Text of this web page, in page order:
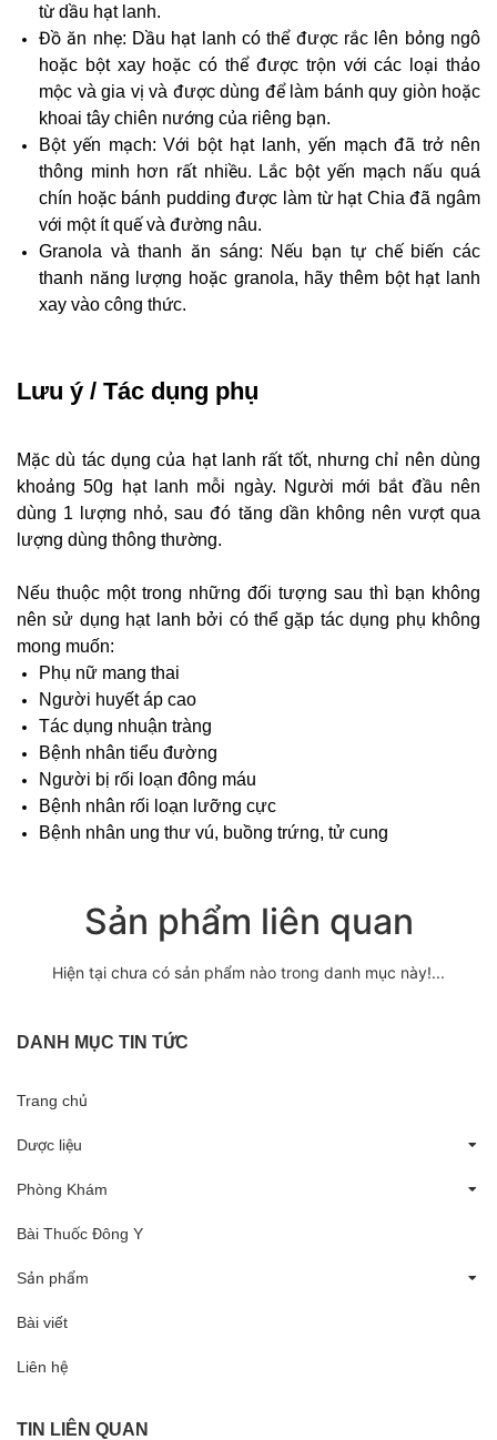
từ dầu hạt lanh.
Đồ ăn nhẹ: Dầu hạt lanh có thể được rắc lên bỏng ngô
hoặc bột xay hoặc có thể được trộn với các loại thảo
mộc và gia vị và được dùng để làm bánh quy giòn hoặc
khoai tây chiên nướng của riêng bạn.
Bột yến mạch: Với bột hạt lanh, yến mạch đã trở nên
thông minh hơn rất nhiều. Lắc bột yến mạch nấu quá
chín hoặc bánh pudding được làm từ hạt Chia đã ngâm
với một ít quế và đường nâu.
Granola và thanh ăn sáng: Nếu bạn tự chế biến các
thanh năng lượng hoặc granola, hãy thêm bột hạt lanh
xay vào công thức.
Lưu ý / Tác dụng phụ
Mặc dù tác dụng của hạt lanh rất tốt, nhưng chỉ nên dùng
khoảng 50g hạt lanh mỗi ngày. Người mới bắt đầu nên
dùng 1 lượng nhỏ, sau đó tăng dần không nên vượt qua
lượng dùng thông thường.
Nếu thuộc một trong những đối tượng sau thì bạn không
nên sử dụng hạt lanh bởi có thể gặp tác dụng phụ không
mong muốn:
Phụ nữ mang thai
Người huyết áp cao
Tác dụng nhuận tràng
Bệnh nhân tiểu đường
Người bị rối loạn đông máu
Bệnh nhân rối loạn lưỡng cực
Bệnh nhân ung thư vú, buồng trứng, tử cung
Sản phẩm liên quan
Hiện tại chưa có sản phẩm nào trong danh mục này!...
DANH MỤC TIN TỨC
Trang chủ
Dược liệu
Phòng Khám
Bài Thuốc Đông Y
Sản phẩm
Bài viết
Liên hệ
TIN LIÊN QUAN